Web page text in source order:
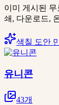
이미 게시된
쇄, 다운로드,
색칠 도안
유니콘
43개